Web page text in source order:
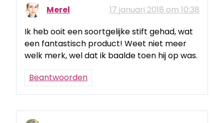
Merel
17 januari 2018 om 10:38
Ik heb ooit een soortgelijke stift gehad, wat
een fantastisch product! Weet niet meer
welk merk, wel dat ik baalde toen hij op was.
Beantwoorden